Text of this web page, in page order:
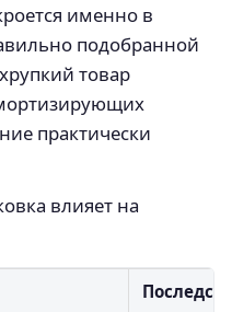
именно в
подобранной
товар
практически
влияет на